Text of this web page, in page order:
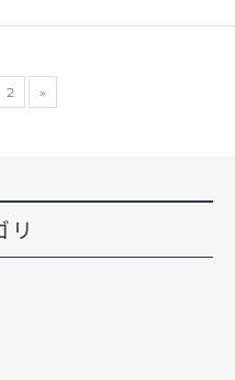
2 »
リ